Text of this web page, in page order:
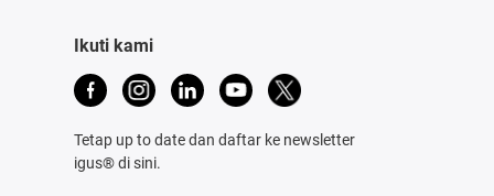
Ikuti kami
Tetap up to date dan daftar ke newsletter
igus® di sini.